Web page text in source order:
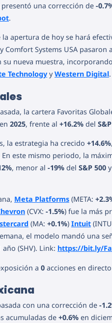
presentó una corrección de -
.
la apertura de hoy se hará
Comfort Systems USA
su nueva muestra,
Technology yWestern Digital.
la cartera Favoritas
en 2025, frente al +16.2% del
la estrategia ha crecido +14.6%
En este mismo periodo, la
, menor al -19% del S&P 500
Meta Platforms (META:
(CVX: -1.5%) fue la más
(MA: +0.1%) Intuit
el modelo mandó una
(SHV). Link: https://bit.ly/
a 0 acciones en
con una corrección de -
acumuladas de +0.6% en